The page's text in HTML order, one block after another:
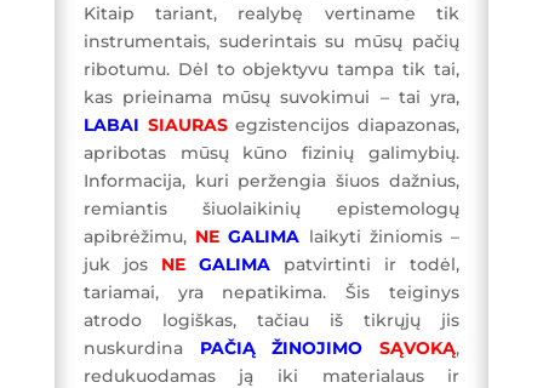
Kitaip tariant, realybę vertiname tik
instrumentais, suderintais su mūsų pačių
ribotumu. Dėl to objektyvu tampa tik tai,
kas prieinama mūsų suvokimui – tai yra,
LABAI SIAURASegzistencijos diapazonas,
apribotas mūsų kūno fizinių galimybių.
Informacija, kuri peržengia šiuos dažnius,
remiantis šiuolaikinių epistemologų
apibrėžimu, NE GALIMA laikyti žiniomis –
juk jos NE GALIMA patvirtinti ir todėl,
tariamai, yra nepatikima. Šis teiginys
atrodo logiškas, tačiau iš tikrųjų jis
nuskurdina PAČIĄ ŽINOJIMO SĄVOKĄ,
redukuodamas ją iki materialaus ir